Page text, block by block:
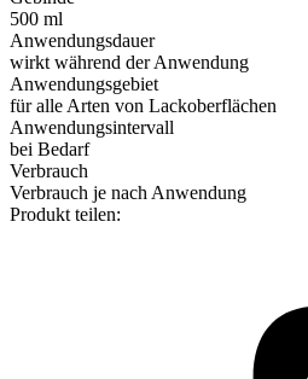
500 ml
Anwendungsdauer
wirkt während der Anwendung
Anwendungsgebiet
für alle Arten von Lackoberflächen
Anwendungsintervall
bei Bedarf
Verbrauch
Verbrauch je nach Anwendung
Produkt teilen: